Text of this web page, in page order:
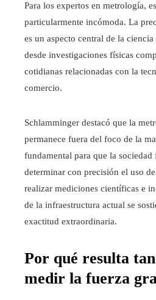
Para los expertos en metrología,
particularmente incómoda. La
es un aspecto central de la
desde investigaciones físicas
cotidianas relacionadas con la
comercio.
Schlamminger destacó que la
permanece fuera del foco de la
fundamental para que la sociedad
determinar con precisión el uso
realizar mediciones científicas e
de la infraestructura actual se
exactitud extraordinaria.
Por qué resulta
medir la fuerza